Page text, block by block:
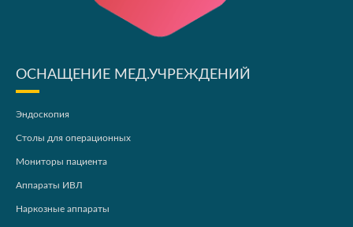
ОСНАЩЕНИЕ МЕД.УЧРЕЖДЕНИЙ
Эндоскопия
Столы для операционных
Мониторы пациента
Аппараты ИВЛ
Наркозные аппараты